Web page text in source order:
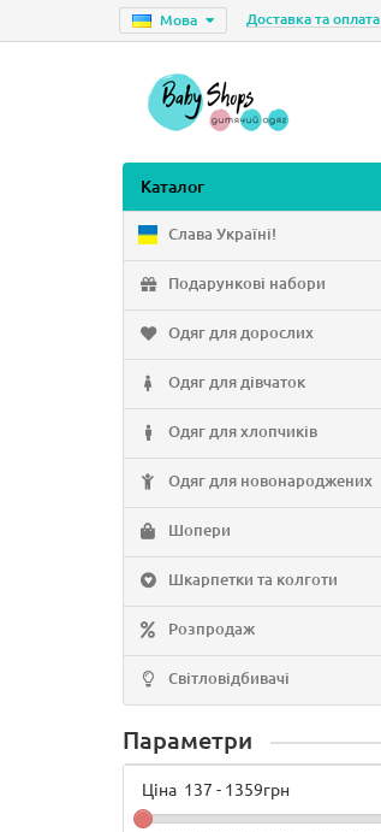
Мова Доставка та оплата
Каталог
Слава Україні!
Подарункові набори
Одяг для дорослих
Одяг для дівчаток
Одяг для хлопчиків
Одяг для новонароджених
Шопери
Шкарпетки та колготи
Розпродаж
Світловідбивачі
Параметри
Ціна 137 - 1359грн